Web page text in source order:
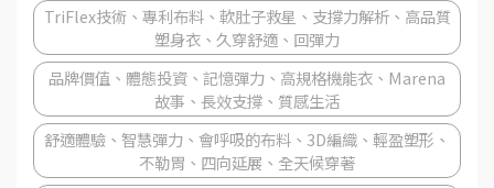
TriFlex技術、專利布料、軟肚子救星、支撐力解析、高品質
塑身衣、久穿舒適、回彈力
品牌價值、體態投資、記憶彈力、高規格機能衣、Marena
故事、長效支撐、質感生活
舒適體驗、智慧彈力、會呼吸的布料、3D編織、輕盈塑形、
不勒胃、四向延展、全天候穿著